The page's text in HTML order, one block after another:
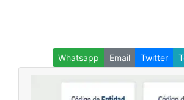
Whatsapp Email Twitter